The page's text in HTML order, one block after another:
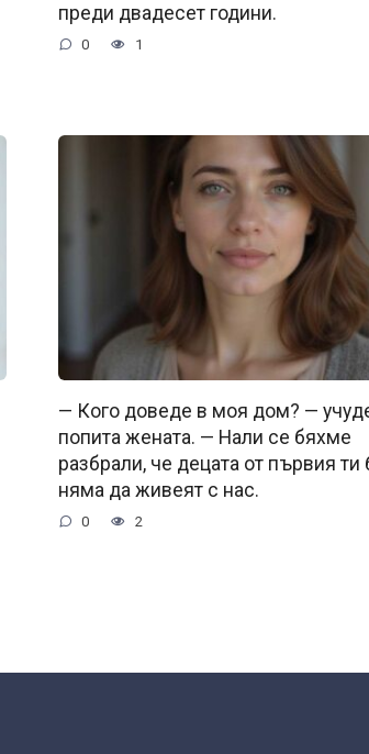
преди двадесет години.
0 1
— Кого доведе в моя дом? —
попита жената. — Нали се бяхме
разбрали, че децата от първия ти
няма да живеят с нас.
0 2